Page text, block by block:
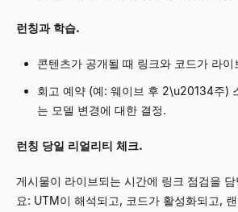
런칭과 학습.
콘텐츠가 공개될 때 링크와 코드가 라이
회고 예약 (예: 웨이브 후 2\u20134주)
는 모델 변경에 대한 결정.
런칭 당일 리얼리티 체크.
게시물이 라이브되는 시간에 링크 점검을
요: UTM이 해석되고, 코드가 활성화되고,